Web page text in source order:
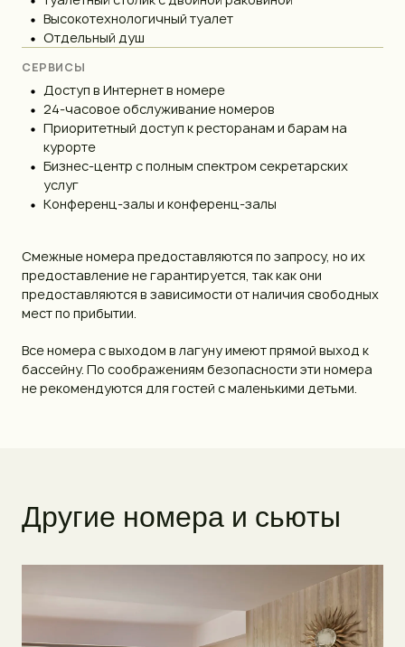
Высокотехнологичный туалет
Отдельный душ
СЕРВИСЫ
Доступ в Интернет в номере
24-часовое обслуживание номеров
Приоритетный доступ к ресторанам и барам на
курорте
Бизнес-центр с полным спектром секретарских
услуг
Конференц-залы и конференц-залы
Смежные номера предоставляются по запросу, но их
предоставление не гарантируется, так как они
предоставляются в зависимости от наличия свободных
мест по прибытии.
Все номера с выходом в лагуну имеют прямой выход к
бассейну. По соображениям безопасности эти номера
не рекомендуются для гостей с маленькими детьми.
Другие номера и сьюты